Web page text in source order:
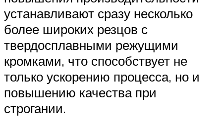
устанавливают сразу несколько
более широких резцов с
твердосплавными режущими
кромками, что способствует не
только ускорению процесса, но и
повышению качества при
строгании.